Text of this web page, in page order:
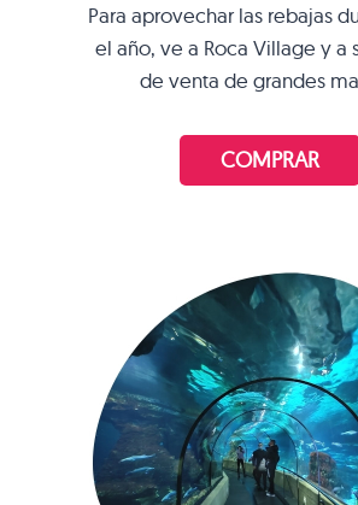
Para aprovechar las rebajas
el año, ve a Roca Village y a
de venta de grandes
COMPRAR